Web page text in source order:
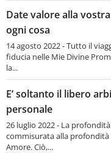
Date valore alla
ogni cosa
14 agosto 2022 - Tutto il
fiducia nelle Mie Divine
la...
E’ soltanto il libero
personale
26 luglio 2022 - La
commisurata alla
Amore. Ciò,...